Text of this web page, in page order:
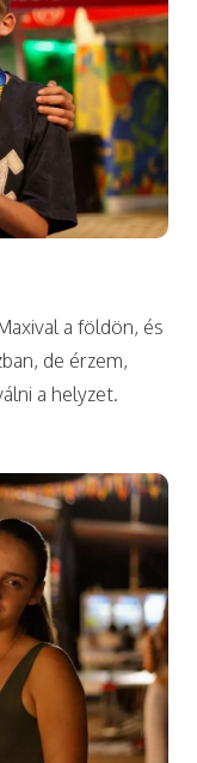
a földön, és
de érzem,
a helyzet.